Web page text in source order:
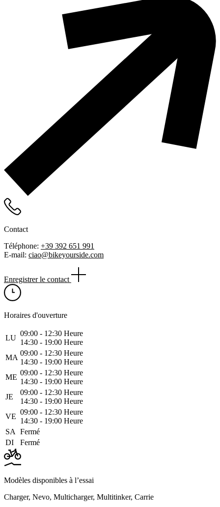
Contact
Téléphone: +39 392 651 991
E-mail: ciao@bikeyourside.com
Enregistrer le contact
Horaires d'ouverture
LU
09:00 ‑ 12:30 Heure
14:30 ‑ 19:00 Heure
MA
09:00 ‑ 12:30 Heure
14:30 ‑ 19:00 Heure
ME
09:00 ‑ 12:30 Heure
14:30 ‑ 19:00 Heure
JE
09:00 ‑ 12:30 Heure
14:30 ‑ 19:00 Heure
VE
09:00 ‑ 12:30 Heure
14:30 ‑ 19:00 Heure
SA
Fermé
DI
Fermé
Modèles disponibles à l’essai
Charger, Nevo, Multicharger, Multitinker, Carrie